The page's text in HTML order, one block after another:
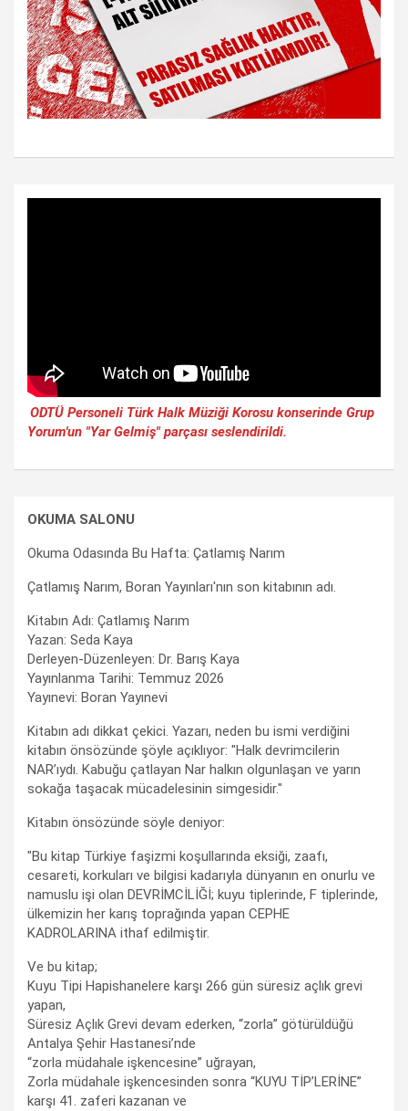
ODTÜ Personeli Türk Halk Müziği Korosu konserinde Grup
Yorum'un "Yar Gelmiş" parçası seslendirildi.
OKUMA SALONU
Okuma Odasında Bu Hafta: Çatlamış Narım
Çatlamış Narım, Boran Yayınları'nın son kitabının adı.
Kitabın Adı: Çatlamış Narım
Yazan: Seda Kaya
Derleyen-Düzenleyen: Dr. Barış Kaya
Yayınlanma Tarihi: Temmuz 2026
Yayınevi: Boran Yayınevi
Kitabın adı dikkat çekici. Yazarı, neden bu ismi verdiğini
kitabın önsözünde şöyle açıklıyor: "Halk devrimcilerin
NAR’ıydı. Kabuğu çatlayan Nar halkın olgunlaşan ve yarın
sokağa taşacak mücadelesinin simgesidir."
Kitabın önsözünde söyle deniyor:
"Bu kitap Türkiye faşizmi koşullarında eksiği, zaafı,
cesareti, korkuları ve bilgisi kadarıyla dünyanın en onurlu ve
namuslu işi olan DEVRİMCİLİĞİ; kuyu tiplerinde, F tiplerinde,
ülkemizin her karış toprağında yapan CEPHE
KADROLARINA ithaf edilmiştir.
Ve bu kitap;
Kuyu Tipi Hapishanelere karşı 266 gün süresiz açlık grevi
yapan,
Süresiz Açlık Grevi devam ederken, “zorla” götürüldüğü
Antalya Şehir Hastanesi’nde
“zorla müdahale işkencesine” uğrayan,
Zorla müdahale işkencesinden sonra “KUYU TİP’LERİNE”
karşı 41. zaferi kazanan ve